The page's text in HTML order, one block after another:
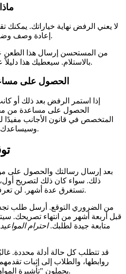
لا يعني الرفض نهاية خياراتك.
إعادة وصف وضعك وطلب تقييم جديد لملفك.
من المستحسن إرسال هذا الطعن
بالاستلام. سيعطيك هذا دليلاً على أنك أرسلته بشكل صحيح.
الحصول على
إذا استمر الرفض بعد ذلك أو
الحصول على مساعدة من
المتخصص في قانون الأجانب مفيدًا
وسيساعدك في إعداد طعن إذا لزم الأمر.
بعد إرسال رسالتك والحصول على
ذلك. سواء كان ذلك لتصريح أول،
تستغرق عدة أشهر. لن تعرف ما يحدث إلا من المحافظة.
من الضروري التوقع. أرسل طلب
قبل أربعة أشهر من انتهاء تصريحك.
متابعة جيدة لطلبك.احترام
قد تتطلب كل حالة أدلة محددة.
روابطها، والطلاب إلى إثبات
يحملون "تأشيرة المواهب" إثبات نشاطهم المستمر.